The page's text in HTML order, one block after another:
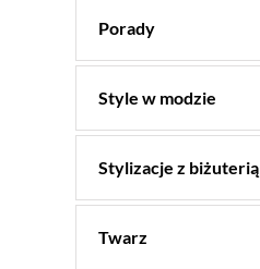
Porady
Style w modzie
Stylizacje z biżuterią
Twarz